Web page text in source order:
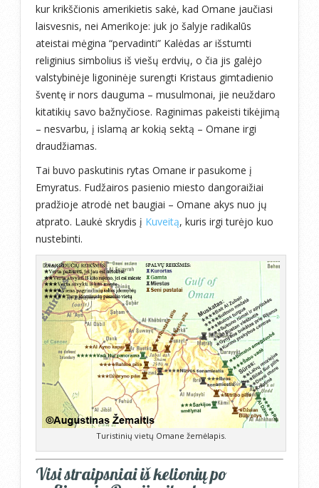
kur krikščionis amerikietis sakė, kad Omane jaučiasi
laisvesnis, nei Amerikoje: juk jo šalyje radikalūs
ateistai mėgina “pervadinti” Kalėdas ar išstumti
religinius simbolius iš viešų erdvių, o čia jis galėjo
valstybinėje ligoninėje surengti Kristaus gimtadienio
šventę ir nors dauguma – musulmonai, jie neuždaro
kitatikių savo bažnyčiose. Raginimas pakeisti tikėjimą
– nesvarbu, į islamą ar kokią sektą – Omane irgi
draudžiamas.
Tai buvo paskutinis rytas Omane ir pasukome į
Emyratus. Fudžairos pasienio miesto dangoraižiai
pradžioje atrodė net baugiai – Omane akys nuo jų
atprato. Laukė skrydis į Kuveitą, kuris irgi turėjo kuo
nustebinti.
Turistinių vietų Omane žemėlapis.
Visi straipsniai iš kelionių po